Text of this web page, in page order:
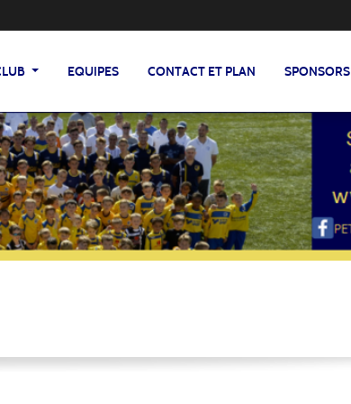
EQUIPES CONTACT ET PLAN SPONSORS